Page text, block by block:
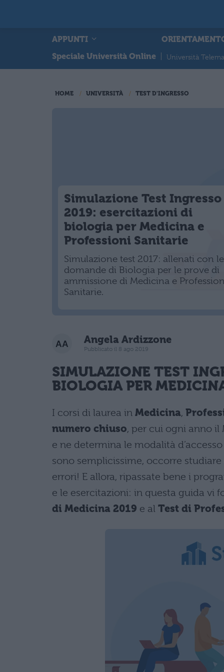
APPUNTI
Speciale Università Online
Università
HOME UNIVERSITÀ TEST D'INGRESSO
Simulazione Test Ingresso
2019: esercitazioni di
biologia per Medicina e
Professioni Sanitarie
Simulazione test 2017: allenati con le
domande di Biologia per le prove di
ammissione di Medicina e
Sanitarie.
Angela Ardizzone
Pubblicato il 8 ago 2019
SIMULAZIONE TEST
BIOLOGIA PER
I corsi di laurea in Medicina,
numero chiuso, per cui ogni anno
e ne determina le modalità
sono semplicissime, occorre
errori! E allora, ripassate bene i
e le esercitazioni: in questa guida vi
di Medicina 2019 e al Test di